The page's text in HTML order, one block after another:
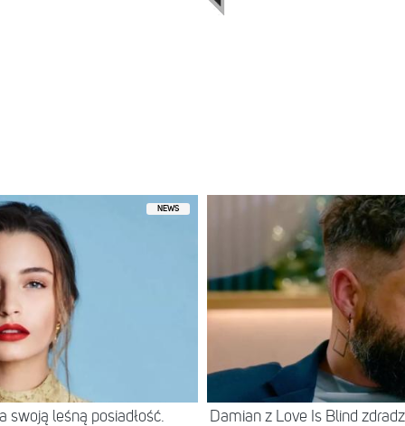
NEWS
leśną posiadłość.
Damian z Love Is Blind